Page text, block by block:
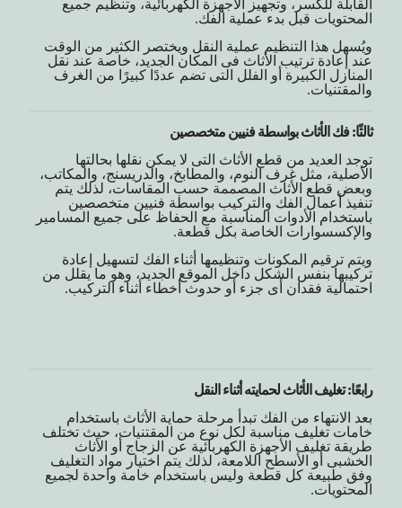
القابلة للكسر، وتجهيز الأجهزة الكهربائية، وتنظيم جميع
المحتويات قبل بدء عملية الفك.
ويُسهل هذا التنظيم عملية النقل ويختصر الكثير من الوقت
عند إعادة ترتيب الأثاث فى المكان الجديد، خاصة عند نقل
المنازل الكبيرة أو الفلل التى تضم عددًا كبيرًا من الغرف
والمقتنيات.
ثالثًا: فك الأثاث بواسطة فنيين متخصصين
توجد العديد من قطع الأثاث التى لا يمكن نقلها بحالتها
الأصلية، مثل غرف النوم، والمطابخ، والدريسنج، والمكاتب،
وبعض قطع الأثاث المصممة حسب المقاسات، لذلك يتم
تنفيذ أعمال الفك والتركيب بواسطة فنيين متخصصين
باستخدام الأدوات المناسبة مع الحفاظ على جميع المسامير
والإكسسوارات الخاصة بكل قطعة.
ويتم ترقيم المكونات وتنظيمها أثناء الفك لتسهيل إعادة
تركيبها بنفس الشكل داخل الموقع الجديد، وهو ما يقلل من
احتمالية فقدان أى جزء أو حدوث أخطاء أثناء التركيب.
رابعًا: تغليف الأثاث لحمايته أثناء النقل
بعد الانتهاء من الفك تبدأ مرحلة حماية الأثاث باستخدام
خامات تغليف مناسبة لكل نوع من المقتنيات، حيث تختلف
طريقة تغليف الأجهزة الكهربائية عن الزجاج أو الأثاث
الخشبى أو الأسطح اللامعة، لذلك يتم اختيار مواد التغليف
وفق طبيعة كل قطعة وليس باستخدام خامة واحدة لجميع
المحتويات.